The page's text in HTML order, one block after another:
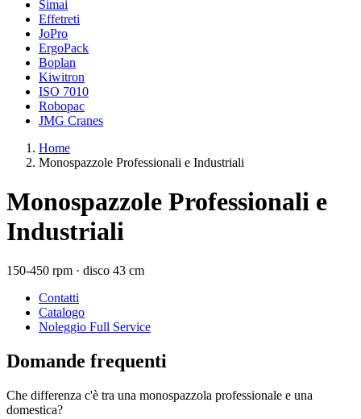
Simai
Effetreti
JoPro
ErgoPack
Boplan
Kiwitron
ISO 7010
Robopac
JMG Cranes
Home
Monospazzole Professionali e Industriali
Monospazzole Professionali e
Industriali
150-450 rpm · disco 43 cm
Contatti
Catalogo
Noleggio Full Service
Domande frequenti
Che differenza c'è tra una monospazzola professionale e una
domestica?